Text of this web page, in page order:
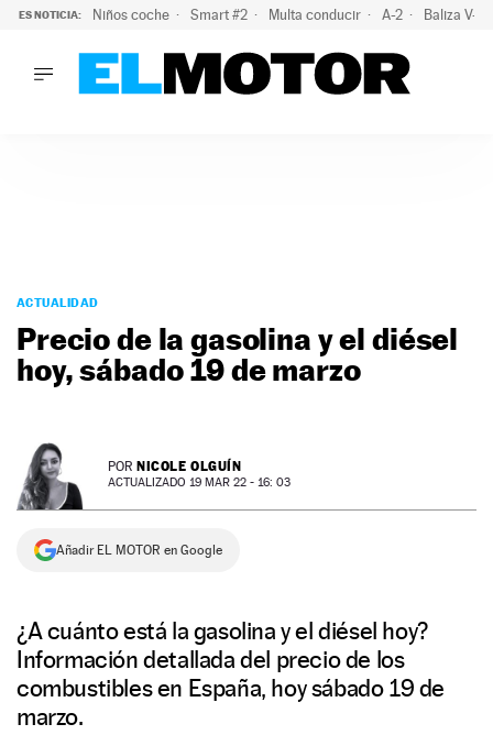
ES NOTICIA: Niños coche Smart #2 Multa conducir A-2 Baliza V-
PODCAST
MOTOS
TECNOLOGÍA
SUPERCOCHES
PREMIOS
SERVICIOS
ACTUALIDAD
Precio de la gasolina y el diésel
hoy, sábado 19 de marzo
POR NICOLE OLGUÍN
ACTUALIZADO 19 MAR 22 - 16: 03
Añadir EL MOTOR en Google
¿A cuánto está la gasolina y el diésel hoy?
Información detallada del precio de los
combustibles en España, hoy sábado 19 de
marzo.